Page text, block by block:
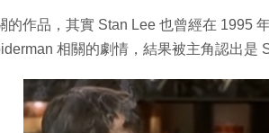
的作品，其實 Stan Lee 也曾經在 1995
相關的劇情，結果被主角認出是